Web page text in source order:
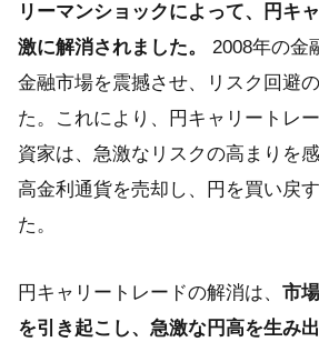
リーマンショックによって、円キ
激に解消されました。
2008年の金
金融市場を震撼させ、リスク回避
た。これにより、円キャリートレ
資家は、急激なリスクの高まりを
高金利通貨を売却し、円を買い戻
た。
円キャリートレードの解消は、 市
を引き起こし、急激な円高を生み出